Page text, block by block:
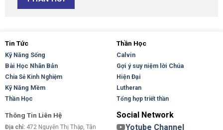
Tin Tức
Kỹ Năng Sống
Bài Học Nhân Bản
Chia Sẻ Kinh Nghiệm
Kỹ Năng Mềm
Thần Học
Thần Học
Calvin
Gợi ý suy niệm lời Chúa
Hiện Đại
Lutheran
Tổng hợp triết thần
Thông Tin Liên Hệ
Địa chỉ: 472 Nguyễn Thị Thập, Tân
Social Network
Yotube Channel